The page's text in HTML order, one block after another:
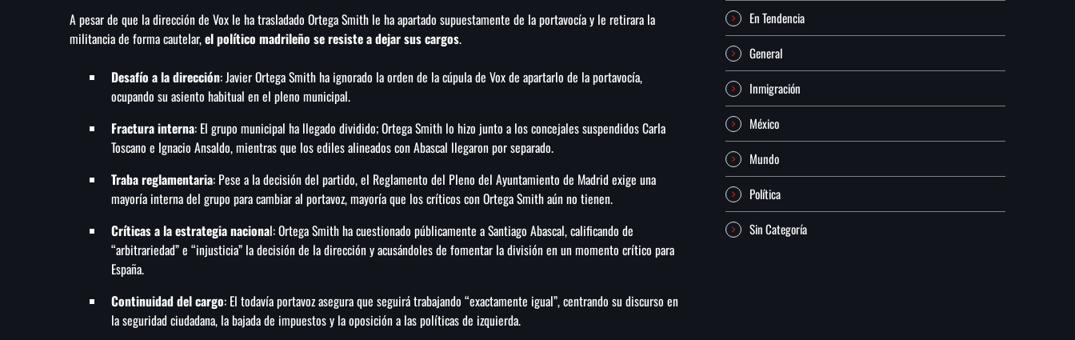
A pesar de que la dirección de Vox le ha trasladado Ortega Smith le ha apartado supuestamente de la portavocía y le retirara la
militancia de forma cautelar,el político madrileño se resiste a dejar sus cargos.
Desafío a la dirección: Javier Ortega Smith ha ignorado la orden de la cúpula de Vox de apartarlo de la portavocía,
ocupando su asiento habitual en el pleno municipal.
Fractura interna: El grupo municipal ha llegado dividido; Ortega Smith lo hizo junto a los concejales suspendidos Carla
Toscano e Ignacio Ansaldo, mientras que los ediles alineados con Abascal llegaron por separado.
Traba reglamentaria: Pese a la decisión del partido, el Reglamento del Pleno del Ayuntamiento de Madrid exige una
mayoría interna del grupo para cambiar al portavoz, mayoría que los críticos con Ortega Smith aún no tienen.
Críticas a la estrategia nacional: Ortega Smith ha cuestionado públicamente a Santiago Abascal, calificando de
“arbitrariedad” e “injusticia” la decisión de la dirección y acusándoles de fomentar la división en un momento crítico para
España.
Continuidad del cargo: El todavía portavoz asegura que seguirá trabajando “exactamente igual”, centrando su discurso en
la seguridad ciudadana, la bajada de impuestos y la oposición a las políticas de izquierda.
En Tendencia
General
Inmigración
México
Mundo
Política
Sin Categoría